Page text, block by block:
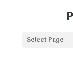
Select Page